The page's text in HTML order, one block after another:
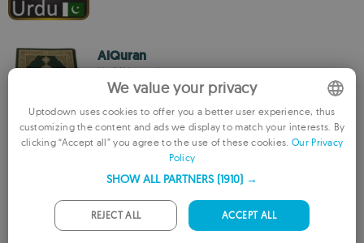
AlQuran
Hadi Kriswanti
Quran iPersian
แอปศึกษากุรอานภาษาเปอร์เซียพร้อมคำแปลและค้นหา
ENGLISH
We value your privacy
Uptodown uses cookies to offer you a better user experience, thus
customizing the content and ads we display to match your interests. By
clicking “Accept all” you agree to the use of these cookies. Our Privacy
Policy
SHOW ALL PARTNERS (1910) →
ACCEPT ALL
REJECT ALL